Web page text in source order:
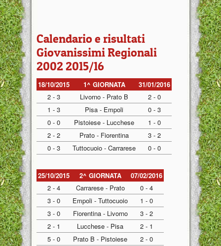
Calendario e risultati
Giovanissimi Regionali
2002 2015/16
18/10/2015 1^ GIORNATA
31/01/2016
2 - 3
Livorno - Prato B
2 - 0
1 - 3
Pisa - Empoli
0 - 3
0 - 0
Pistoiese - Lucchese
1 - 0
2 - 2
Prato - Fiorentina
3 - 2
0 - 3
Tuttocuoio - Carrarese 0 - 0
25/10/2015 2^ GIORNATA
07/02/2016
2 - 4
Carrarese - Prato
0 - 4
3 - 0
Empoli - Tuttocuoio
1 - 0
3 - 0
Fiorentina - Livorno
3 - 2
2 - 1
Lucchese - Pisa
2 - 1
5 - 0
Prato B - Pistoiese 2 - 0